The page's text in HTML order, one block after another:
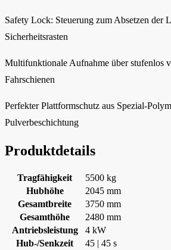
Safety Lock: Steuerung zum Absetzen der
Sicherheitsrasten
Multifunktionale Aufnahme über stufenlos
Fahrschienen
Perfekter Plattformschutz aus Spezial-
Pulverbeschichtung
Produktdetails
Tragfähigkeit
5500 kg
Hubhöhe
2045 mm
Gesamtbreite
3750 mm
Gesamthöhe
2480 mm
Antriebsleistung
4 kW
Hub-/Senkzeit
45 | 45 s